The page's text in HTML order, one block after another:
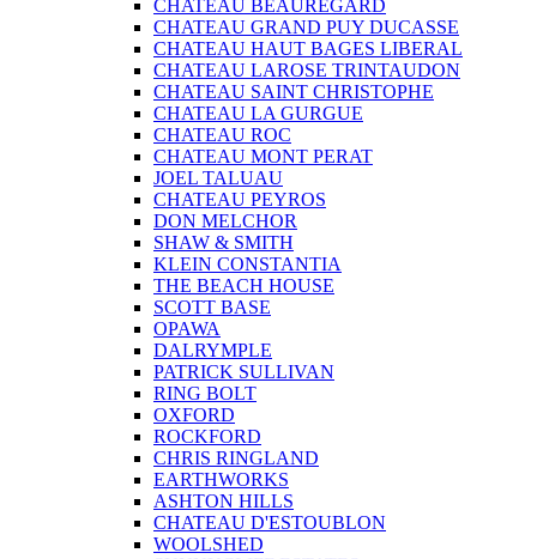
CHATEAU BEAUREGARD
CHATEAU GRAND PUY DUCASSE
CHATEAU HAUT BAGES LIBERAL
CHATEAU LAROSE TRINTAUDON
CHATEAU SAINT CHRISTOPHE
CHATEAU LA GURGUE
CHATEAU ROC
CHATEAU MONT PERAT
JOEL TALUAU
CHATEAU PEYROS
DON MELCHOR
SHAW & SMITH
KLEIN CONSTANTIA
THE BEACH HOUSE
SCOTT BASE
OPAWA
DALRYMPLE
PATRICK SULLIVAN
RING BOLT
OXFORD
ROCKFORD
CHRIS RINGLAND
EARTHWORKS
ASHTON HILLS
CHATEAU D'ESTOUBLON
WOOLSHED